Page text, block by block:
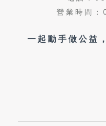
營業時間
一起動手做公益